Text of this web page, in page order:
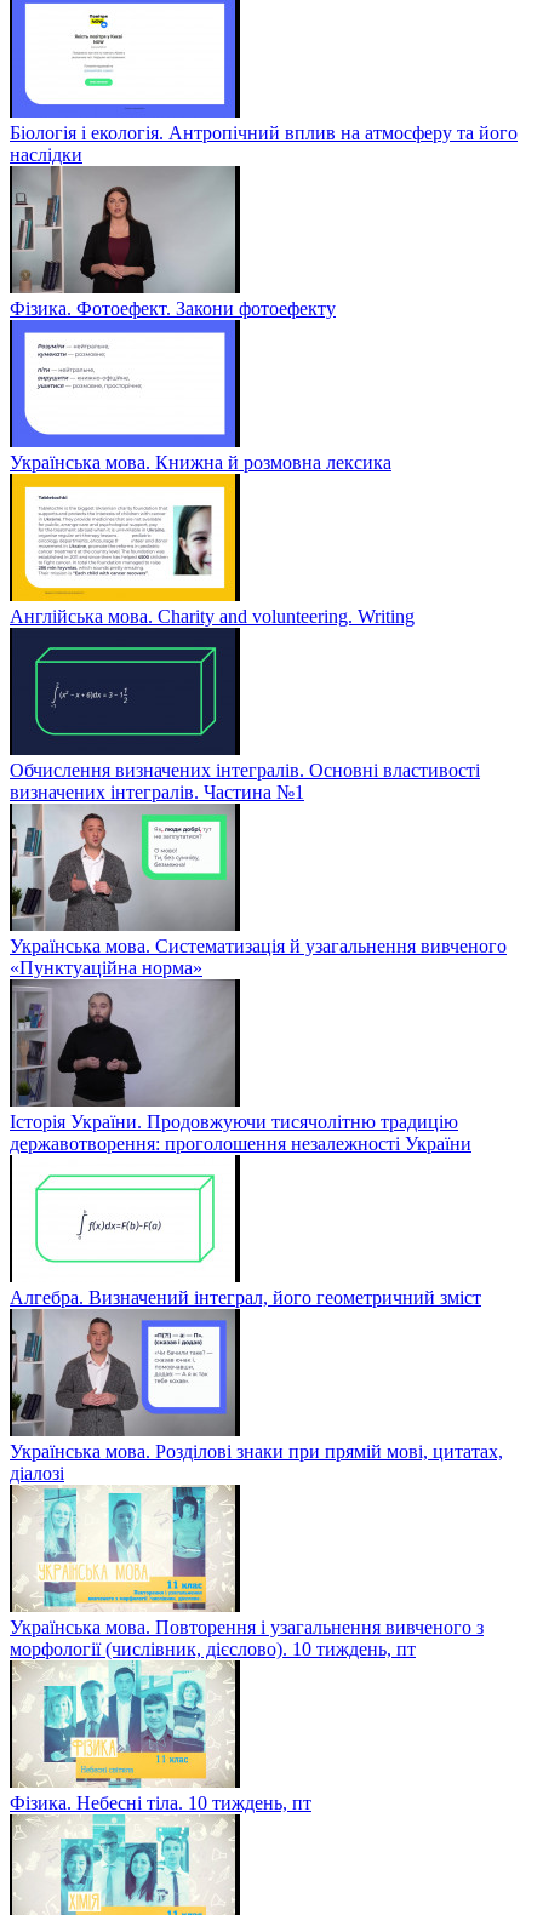
Біологія і екологія. Антропічний вплив на атмосферу та його
наслідки
Фізика. Фотоефект. Закони фотоефекту
Українська мова. Книжна й розмовна лексика
Англійська мова. Charity and volunteering. Writing
Обчислення визначених інтегралів. Основні властивості
визначених інтегралів. Частина №1
Українська мова. Систематизація й узагальнення вивченого
«Пунктуаційна норма»
Історія України. Продовжуючи тисячолітню традицію
державотворення: проголошення незалежності України
Алгебра. Визначений інтеграл, його геометричний зміст
Українська мова. Розділові знаки при прямій мові, цитатах,
діалозі
Українська мова. Повторення і узагальнення вивченого з
морфології (числівник, дієслово). 10 тиждень, пт
Фізика. Небесні тіла. 10 тиждень, пт